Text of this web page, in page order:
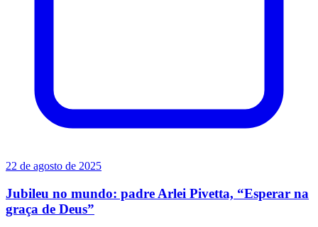
22 de agosto de 2025
Jubileu no mundo: padre Arlei Pivetta, “Esperar na
graça de Deus”